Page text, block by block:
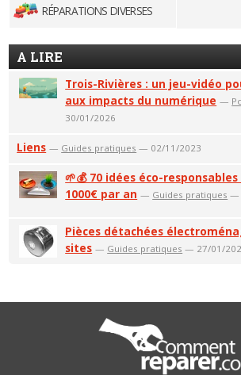
RÉPARATIONS DIVERSES
A LIRE
Trois-Rivières : un jeu-vidéo
aux impacts du numérique —
30/01/2026
Liens — Guides pratiques — 02/11/2023
🌱💰 70 idées éco-
1000€ par an — Guides pratiques —
Pièces détachées
sites — Guides pratiques — 27/01/